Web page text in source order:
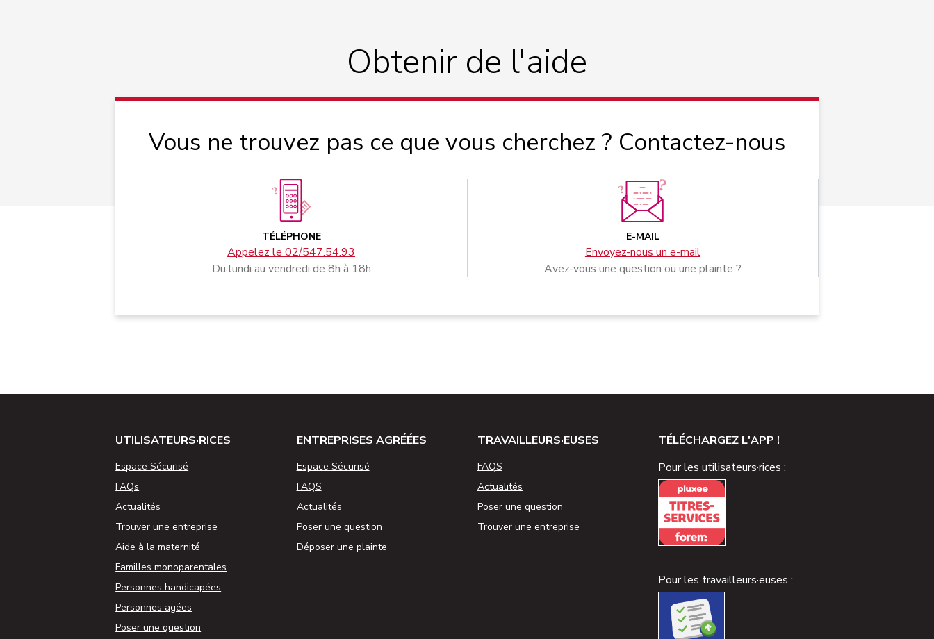
Obtenir de l'aide
Vous ne trouvez pas ce que vous cherchez ? Contactez-nous
TÉLÉPHONE
Appelez le 02/547.54.93
Du lundi au vendredi de 8h à 18h
E-MAIL
Envoyez-nous un e-mail
Avez-vous une question ou une plainte ?
UTILISATEURS·RICES
Espace Sécurisé
FAQs
Actualités
Trouver une entreprise
Aide à la maternité
Familles monoparentales
Personnes handicapées
Personnes agées
Poser une question
ENTREPRISES AGRÉÉES
Espace Sécurisé
FAQS
Actualités
Poser une question
Déposer une plainte
TRAVAILLEURS·EUSES
FAQS
Actualités
Poser une question
Trouver une entreprise
TÉLÉCHARGEZ L'APP !
Pour les utilisateurs·rices :
Pour les travailleurs·euses :